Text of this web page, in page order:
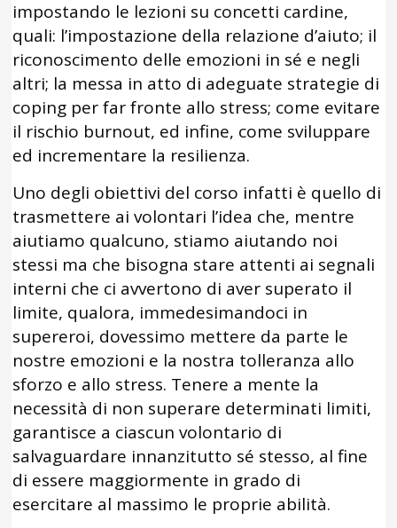
impostando le lezioni su concetti cardine,
quali: l’impostazione della relazione d’aiuto; il
riconoscimento delle emozioni in sé e negli
altri; la messa in atto di adeguate strategie di
coping per far fronte allo stress; come evitare
il rischio burnout, ed infine, come sviluppare
ed incrementare la resilienza.
Uno degli obiettivi del corso infatti è quello di
trasmettere ai volontari l’idea che, mentre
aiutiamo qualcuno, stiamo aiutando noi
stessi ma che bisogna stare attenti ai segnali
interni che ci avvertono di aver superato il
limite, qualora, immedesimandoci in
supereroi, dovessimo mettere da parte le
nostre emozioni e la nostra tolleranza allo
sforzo e allo stress. Tenere a mente la
necessità di non superare determinati limiti,
garantisce a ciascun volontario di
salvaguardare innanzitutto sé stesso, al fine
di essere maggiormente in grado di
esercitare al massimo le proprie abilità.